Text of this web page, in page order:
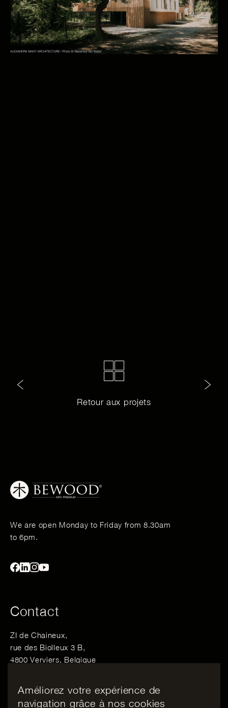
Retour aux projets
We are open Monday to Friday from 8.30am
to 6pm.
Contact
ZI de Chaineux,
rue des Biolleux 3 B,
4800 Verviers, Belgique
Email :info@bewood.be
Améliorez votre expérience de
navigation grâce à nos cookies